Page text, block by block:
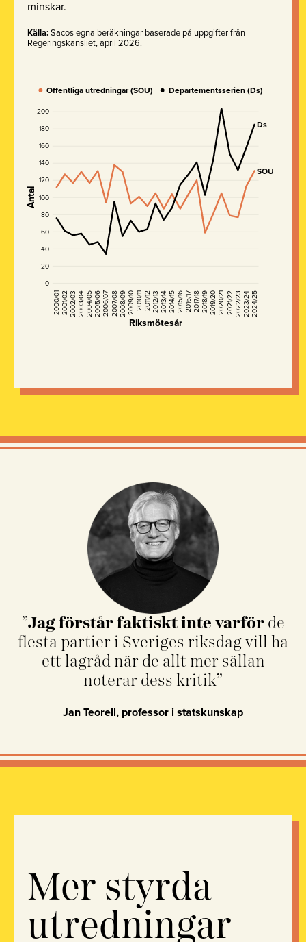
minskar.
Källa: Sacos egna beräkningar baserade på uppgifter från
Regeringskansliet, april 2026.
Antal
0
20
40
60
80
100
120
140
160
180
200
2000/012001/022002/032003/042004/052005/062006/072007/082008/092009/102010/112011/122012/132013/142014/152015/162016/172017/182018/192019/202020/212021/222022/232023/242024/25
Riksmötesår
Ds
SOU
Offentliga utredningar (SOU) Departementsserien (Ds)
”Jag förstår faktiskt inte varförde
flesta partier i Sveriges riksdag vill ha
ett lagråd när de allt mer sällan
noterar dess kritik”
Jan Teorell, professor i statskunskap
Mer styrda
utredningar